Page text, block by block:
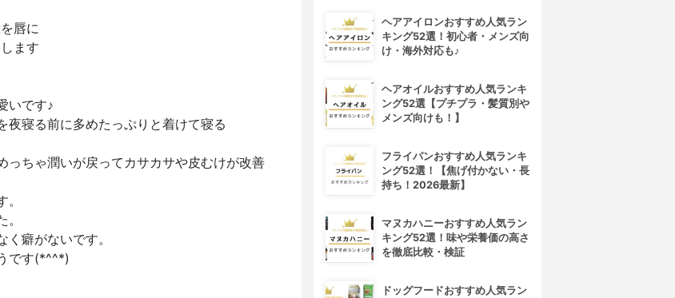
唇に
ます
いです♪
夜寝る前に多めたっぷりと着けて寝る
っちゃ潤いが戻ってカサカサや皮むけが改善
癖がないです。
です(*^^*)
ヘアアイロンおすすめ人気ラン
キング52選！初心者・メンズ向
け・海外対応も♪
ヘアオイルおすすめ人気ランキ
ング52選【プチプラ・髪質別や
メンズ向けも！】
フライパンおすすめ人気ランキ
ング52選！【焦げ付かない・長
持ち！2026最新】
マヌカハニーおすすめ人気ラン
キング52選！味や栄養価の高さ
を徹底比較・検証
ドッグフードおすすめ人気ラン